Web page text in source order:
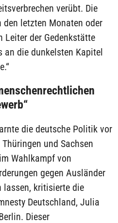
verübt. Die
letzten Monaten oder
Leiter der Gedenkstätte
an die dunkelsten Kapitel
die deutsche Politik vor
und Sachsen
Wahlkampf von
gegen Ausländer
lassen, kritisierte die
Deutschland, Julia
Dieser